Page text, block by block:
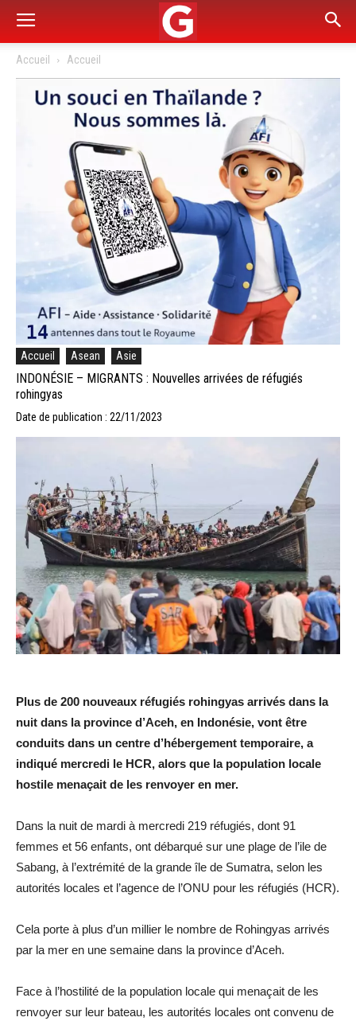
Accueil Accueil
Accueil Asean Asie
INDONÉSIE – MIGRANTS : Nouvelles arrivées de réfugiés
rohingyas
Date de publication : 22/11/2023
Plus de 200 nouveaux réfugiés rohingyas arrivés dans la
nuit dans la province d’Aceh, en Indonésie, vont être
conduits dans un centre d’hébergement temporaire, a
indiqué mercredi le HCR, alors que la population locale
hostile menaçait de les renvoyer en mer.
Dans la nuit de mardi à mercredi 219 réfugiés, dont 91
femmes et 56 enfants, ont débarqué sur une plage de l’ile de
Sabang, à l’extrémité de la grande île de Sumatra, selon les
autorités locales et l’agence de l’ONU pour les réfugiés (HCR).
Cela porte à plus d’un millier le nombre de Rohingyas arrivés
par la mer en une semaine dans la province d’Aceh.
Face à l’hostilité de la population locale qui menaçait de les
renvoyer sur leur bateau, les autorités locales ont convenu de